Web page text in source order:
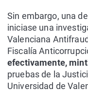
Sin embargo, una
iniciase una
Valenciana
Fiscalía
efectivamente,
pruebas de la
Universidad de